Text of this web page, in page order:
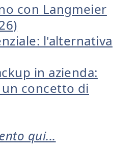
con Langmeier
l'alternativa
in azienda:
concetto di
qui...